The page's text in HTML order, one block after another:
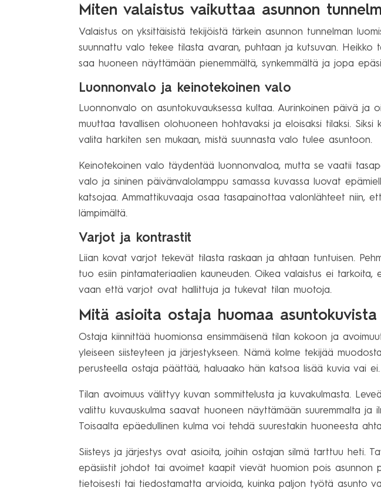
Miten valaistus vaikuttaa asunnon
Valaistus on yksittäisistä tekijöistä tärkein asunnon tunnelman
suunnattu valo tekee tilasta avaran, puhtaan ja kutsuvan. Heikko
saa huoneen näyttämään pienemmältä, synkemmältä ja jopa
Luonnonvalo ja keinotekoinen valo
Luonnonvalo on asuntokuvauksessa kultaa. Aurinkoinen päivä ja
muuttaa tavallisen olohuoneen hohtavaksi ja eloisaksi tilaksi. Siksi
valita harkiten sen mukaan, mistä suunnasta valo tulee asuntoon.
Keinotekoinen valo täydentää luonnonvaloa, mutta se vaatii
valo ja sininen päivänvalolamppu samassa kuvassa luovat
katsojaa. Ammattikuvaaja osaa tasapainottaa valonlähteet niin,
lämpimältä.
Varjot ja kontrastit
Liian kovat varjot tekevät tilasta raskaan ja ahtaan tuntuisen.
tuo esiin pintamateriaalien kauneuden. Oikea valaistus ei tarkoita,
vaan että varjot ovat hallittuja ja tukevat tilan muotoja.
Mitä asioita ostaja huomaa asuntokuvista
Ostaja kiinnittää huomionsa ensimmäisenä tilan kokoon ja
yleiseen siisteyteen ja järjestykseen. Nämä kolme tekijää
perusteella ostaja päättää, haluaako hän katsoa lisää kuvia vai ei.
Tilan avoimuus välittyy kuvan sommittelusta ja kuvakulmasta.
valittu kuvauskulma saavat huoneen näyttämään suuremmalta ja
Toisaalta epäedullinen kulma voi tehdä suurestakin huoneesta
Siisteys ja järjestys ovat asioita, joihin ostajan silmä tarttuu heti.
epäsiistit johdot tai avoimet kaapit vievät huomion pois asunnon
tietoisesti tai tiedostamatta arvioida, kuinka paljon työtä asunto